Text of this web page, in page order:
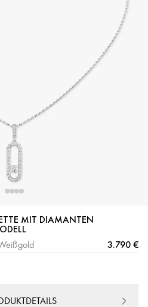
MIT DIAMANTEN
3.790 €